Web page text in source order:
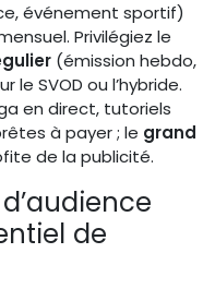
événement sportif)
Privilégiez le
(émission hebdo,
SVOD ou l’hybride.
en direct, tutoriels
à payer ; le grand
de la publicité.
de